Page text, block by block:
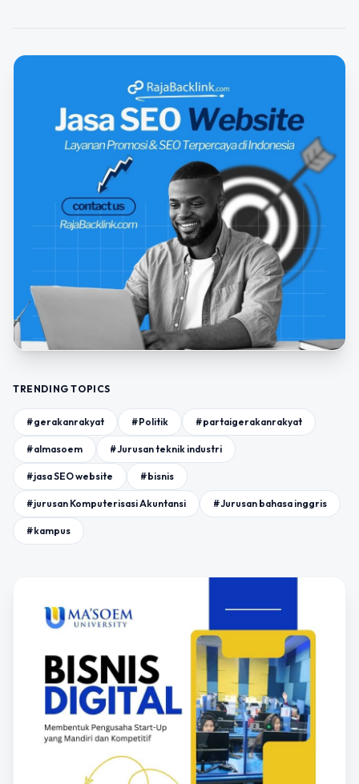
TRENDING TOPICS
#gerakanrakyat #Politik #partaigerakanrakyat
#almasoem #Jurusan teknik industri
#jasa SEO website #bisnis
#jurusan Komputerisasi Akuntansi #Jurusan bahasa inggris
#kampus